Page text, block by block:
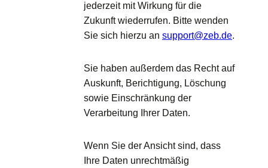
jederzeit mit Wirkung für die
Zukunft wiederrufen. Bitte wenden
Sie sich hierzu an support@zeb.de.
Sie haben außerdem das Recht auf
Auskunft, Berichtigung, Löschung
sowie Einschränkung der
Verarbeitung Ihrer Daten.
Wenn Sie der Ansicht sind, dass
Ihre Daten unrechtmäßig